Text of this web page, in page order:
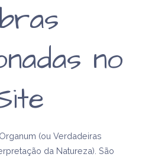
no
(ou Verdadeiras
da Natureza). São